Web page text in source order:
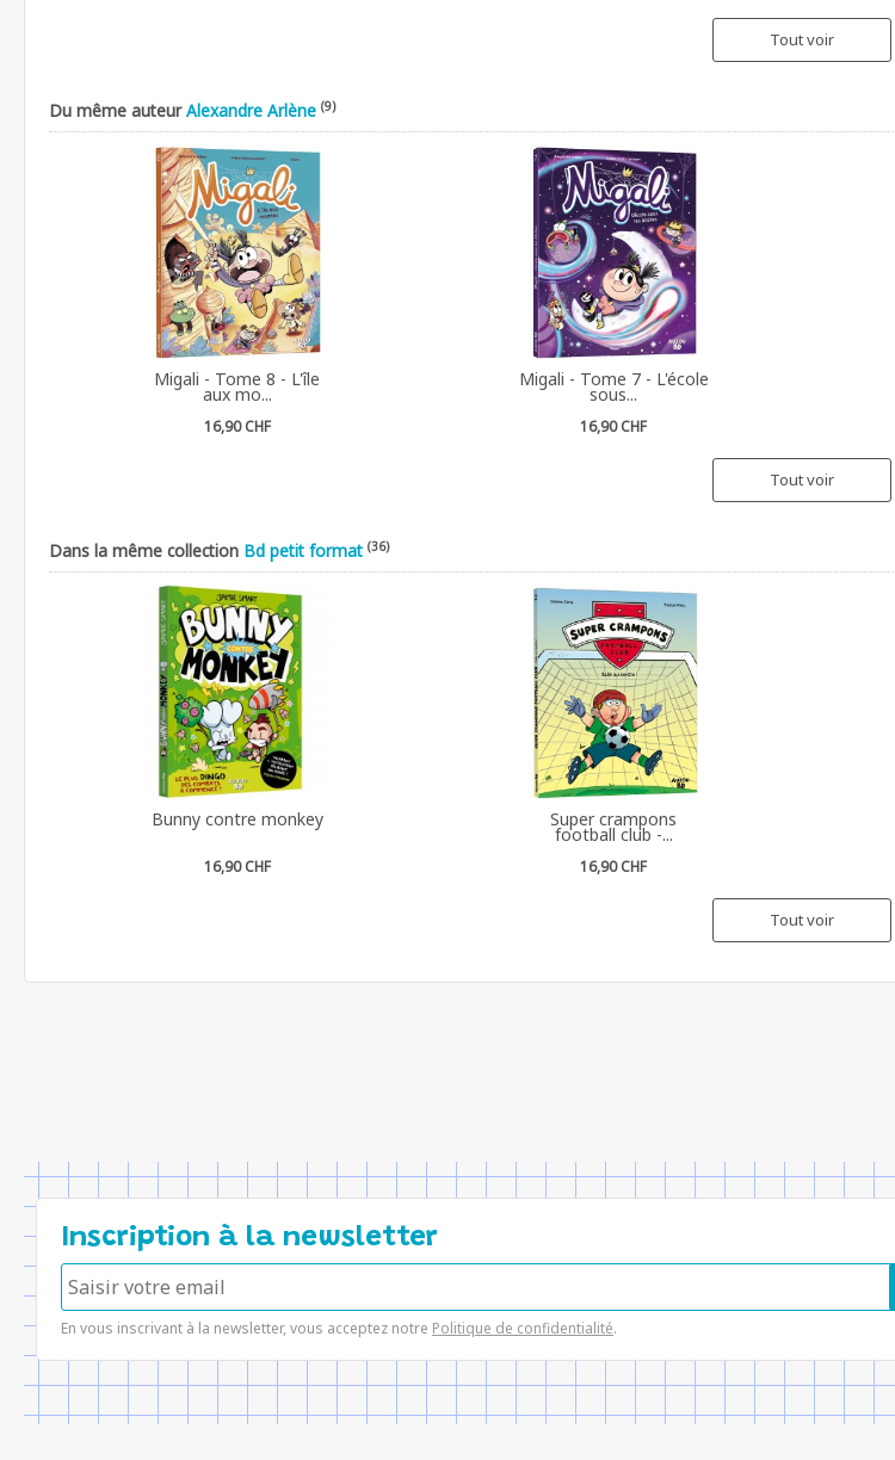
Tout voir
Du même auteurAlexandre Arlène (9)
Migali - Tome 8 - L'île
aux mo...
16,90 CHF
Migali - Tome 7 - L'école
sous...
16,90 CHF
Tout voir
Dans la même collection Bd petit format (36)
Bunny contre monkey
16,90 CHF
Super crampons
football club -...
16,90 CHF
Tout voir
Inscription à la newsletter
En vous inscrivant à la newsletter, vous acceptez notre Politique de confidentialité.